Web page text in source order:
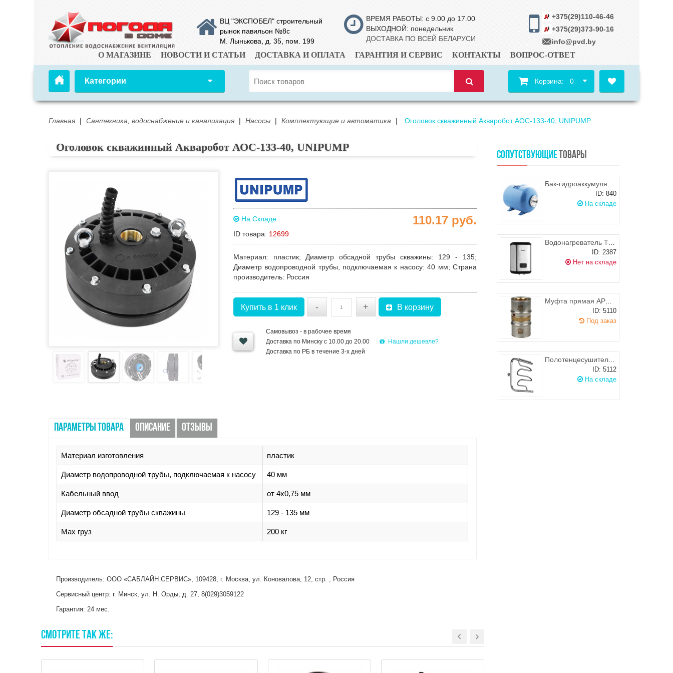
ВЦ "ЭКСПОБЕЛ" строительный
рынок павильон №8с
М. Лынькова, д. 35, пом. 199
ВРЕМЯ РАБОТЫ: с 9.00 до 17.00
ВЫХОДНОЙ: понедельник
ДОСТАВКА ПО ВСЕЙ БЕЛАРУСИ
+375(29)110-46-46
+375(29)373-90-16
info@pvd.by
О МАГАЗИНЕ НОВОСТИ И СТАТЬИ ДОСТАВКА И ОПЛАТА ГАРАНТИЯ И СЕРВИС КОНТАКТЫ ВОПРОС-ОТВЕТ
Категории Корзина: 0
Главная | Сантехника, водоснабжение и канализация | Насосы | Комплектующие и автоматика | Оголовок скважинный Акваробот АОС-133-40, UNIPUMP
Оголовок скважинный Акваробот АОС-133-40, UNIPUMP
На Складе
ID товара: 12699
110.17 руб.
Материал: пластик; Диаметр обсадной трубы скважины: 129 - 135;
Диаметр водопроводной трубы, подключаемая к насосу: 40 мм; Страна
производитель: Россия
Купить в 1 клик - + В корзину
Самовывоз - в рабочее время
Доставка по Минску с 10.00 до 20.00
Доставка по РБ в течение 3-х дней
Нашли дешевле?
ПАРАМЕТРЫ ТОВАРА ОПИСАНИЕ ОТЗЫВЫ
Материал изготовления пластик
Диаметр водопроводной трубы, подключаемая к насосу 40 мм
Кабельный ввод от 4х0,75 мм
Диаметр обсадной трубы скважины 129 - 135 мм
Max груз 200 кг
Производитель: ООО «САБЛАЙН СЕРВИС», 109428, г. Москва, ул. Коновалова, 12, стр. , Россия
Сервисный центр: г. Минск, ул. Н. Орды, д. 27, 8(029)3059122
Гарантия: 24 мес.
СМОТРИТЕ ТАКЖЕ:
СОПУТСТВУЮЩИЕТОВАРЫ
Бак-гидроаккумулятор "ДЖИЛЕКС" 50 Г
ID: 840
На складе
Водонагреватель THERMEX Термекс ID 30 V ( 30 литров )
ID: 2387
Нет на складе
Муфта прямая APE 32x32 (пресс-фитинг)
ID: 5110
Под заказ
Полотенцесушитель ROSTELA Джаз W Ду-25 500х600 мм
ID: 5112
На складе